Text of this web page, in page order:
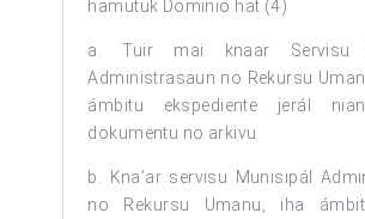
hamutuk Dominio hat (4)
a. Tuir mai knaar Servisu
Administrasaun no Rekursu
ámbitu ekspediente jerál
dokumentu no arkivu
b. Kna’ar servisu Munisipál
no Rekursu Umanu, iha